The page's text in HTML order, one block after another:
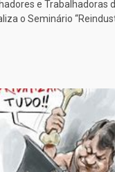
e Trabalhadoras
o Seminário